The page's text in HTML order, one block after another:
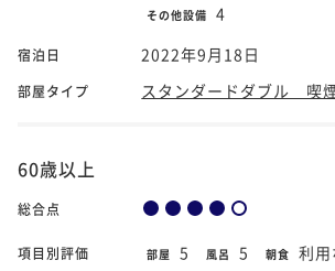
その他設備 4
宿泊日 2022年9月18日
部屋タイプ スタンダードダブル 喫
60歳以上
総合点
項目別評価 部屋 5 風呂 5 朝食 利用